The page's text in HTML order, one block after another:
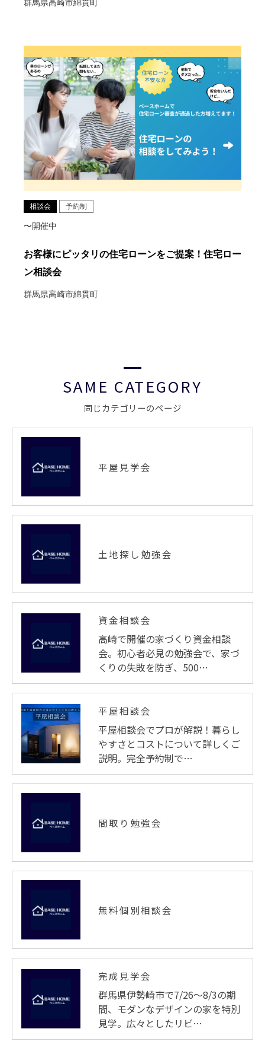
群馬県高崎市綿貫町
相談会 予約制
〜開催中
お客様にピッタリの住宅ローンをご提案！住宅ロー
ン相談会
群馬県高崎市綿貫町
同じカテゴリーのページ
SAME CATEGORY
平屋見学会
土地探し勉強会
資金相談会
高崎で開催の家づくり資金相談
会。初心者必見の勉強会で、家づ
くりの失敗を防ぎ、500…
平屋相談会
平屋相談会でプロが解説！暮らし
やすさとコストについて詳しくご
説明。完全予約制で…
間取り勉強会
無料個別相談会
完成見学会
群馬県伊勢崎市で7/26～8/3の期
間、モダンなデザインの家を特別
見学。広々としたリビ…